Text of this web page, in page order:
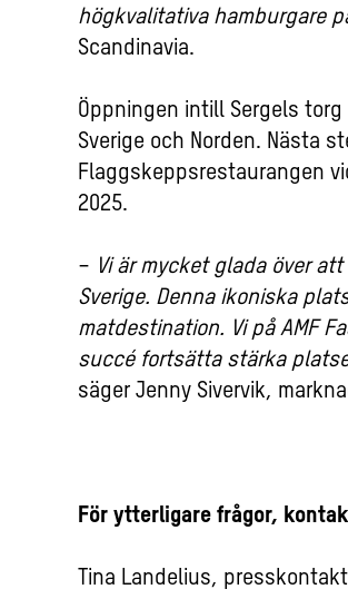
högkvalitativa hamburgare
Scandinavia.
Öppningen intill Sergels
Sverige och Norden. Nästa
Flaggskeppsrestaurangen
2025.
− Vi är mycket glada över
Sverige. Denna ikoniska
matdestination. Vi på AMF
succé fortsätta stärka
säger Jenny Sivervik,
För ytterligare frågor,
Tina Landelius,